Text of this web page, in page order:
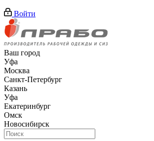
Войти
Ваш город
Уфа
Москва
Санкт-Петербург
Казань
Уфа
Екатеринбург
Омск
Новосибирск